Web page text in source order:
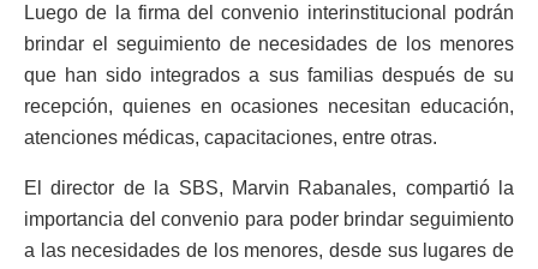
Luego de la firma del convenio interinstitucional podrán
brindar el seguimiento de necesidades de los menores
que han sido integrados a sus familias después de su
recepción, quienes en ocasiones necesitan educación,
atenciones médicas, capacitaciones, entre otras.
El director de la SBS, Marvin Rabanales, compartió la
importancia del convenio para poder brindar seguimiento
a las necesidades de los menores, desde sus lugares de